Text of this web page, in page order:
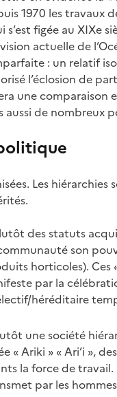
1970 les travaux
figée au XIXe
actuelle de
: un relatif
l’éclosion de
une
aussi de nombreux
Les
des statuts
son
horticoles).
par la
héréditaire
une société
« Ariki » « Ari’i »,
la force de
par les